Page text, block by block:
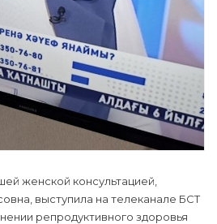
женской консультацией,
выступила на телеканале БСТ
репродуктивного здоровья